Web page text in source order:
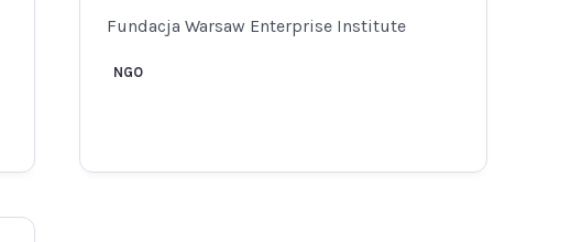
Fundacja Warsaw Enterprise Institute
NGO